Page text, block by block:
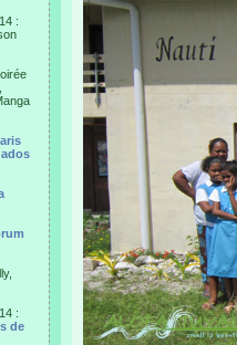
:
:
de